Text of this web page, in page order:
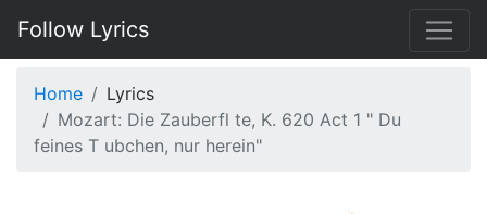
Follow Lyrics
Home
Lyrics
Mozart: Die Zauberfl te, K. 620 Act 1 " Du
feines T ubchen, nur herein"